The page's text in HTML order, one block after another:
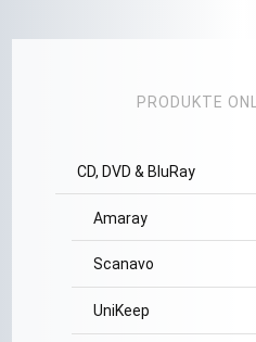
PRODUKTE
CD, DVD & BluRay
Amaray
Scanavo
UniKeep